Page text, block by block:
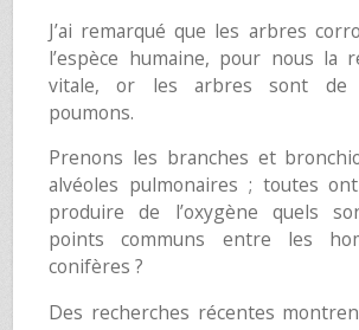
J’ai remarqué que les arbres
l’espèce humaine, pour nous la
vitale, or les arbres sont de
poumons.
Prenons les branches et
alvéoles pulmonaires ; toutes
produire de l’oxygène quels
points communs entre les
conifères ?
Des recherches récentes